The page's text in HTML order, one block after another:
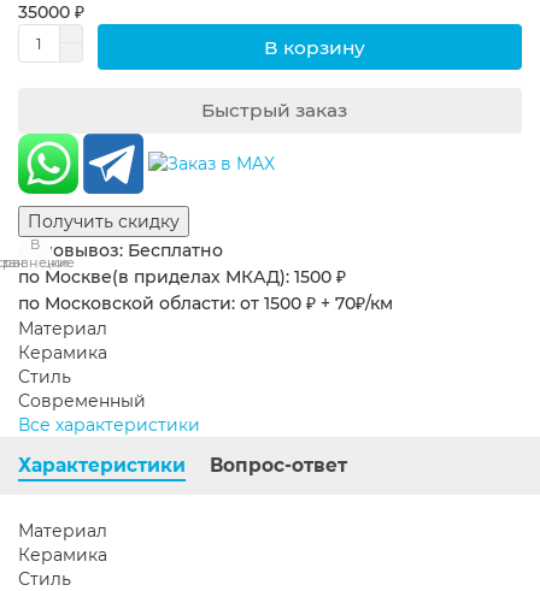
35000 ₽
В корзину
Быстрый заказ
Получить скидку
В
закладки
В
Самовывоз: Бесплатно
по Москве(в приделах МКАД): 1500 ₽
по Московской области: от 1500 ₽ + 70₽/км
Материал
Керамика
Стиль
Современный
Все характеристики
Характеристики Вопрос-ответ
Материал
Керамика
Стиль